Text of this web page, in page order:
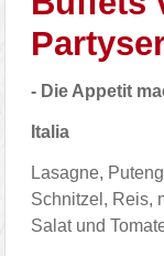
- Die Appetit
Italia
Lasagne,
Schnitzel, Reis,
Salat und